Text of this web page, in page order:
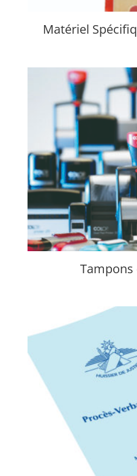
Matériel